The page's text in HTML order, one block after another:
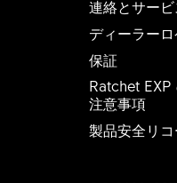
連絡とサービ
ディーラー
保証
Ratchet EXP
注意事項
製品安全リ